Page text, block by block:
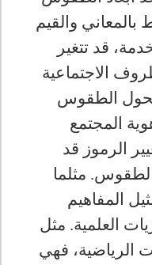
بالمعاني والقيم
قد تتغير
الاجتماعية
تحول الطقوس
المجتمع
الرموز قد
الطقوس. مثلما
المفاهيم
العلمية. مثل
الرياضية، فهي